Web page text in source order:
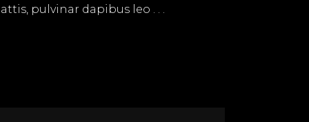
pulvinar dapibus leo . . .